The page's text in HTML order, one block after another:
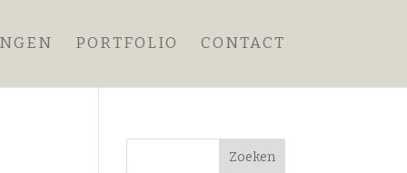
PORTFOLIO CONTACT